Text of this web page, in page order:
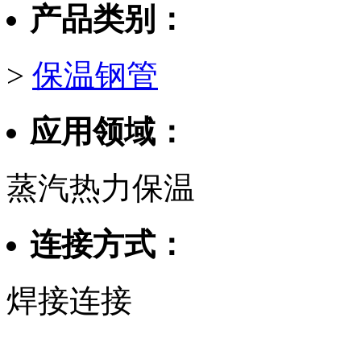
产品类别：
> 保温钢管
应用领域：
蒸汽热力保温
连接方式：
焊接连接